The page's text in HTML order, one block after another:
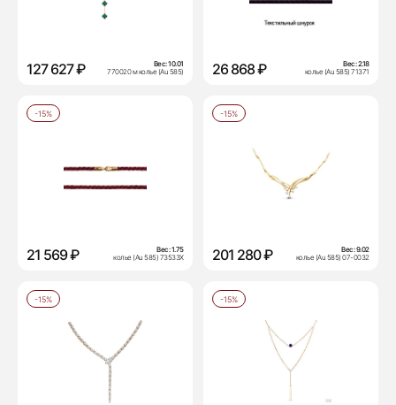
127 627 ₽ Вес:10.01
770020 м колье (Au 585)
26 868 ₽ Вес:2.18
колье (Au 585) 71371
-15%
21 569 ₽ Вес:1.75
колье (Au 585) 73533Х
-15%
201 280 ₽ Вес:9.02
колье (Au 585) 07-0032
-15% -15%